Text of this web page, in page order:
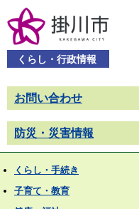
くらし・行政情報
お問い合わせ
防災・災害情報
くらし・手続き
子育て・教育